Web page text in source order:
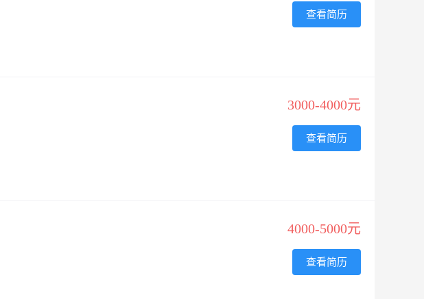
查看简历
3000-4000元
查看简历
4000-5000元
查看简历